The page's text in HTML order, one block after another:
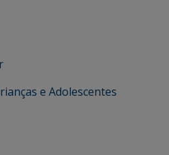
e Adolescentes